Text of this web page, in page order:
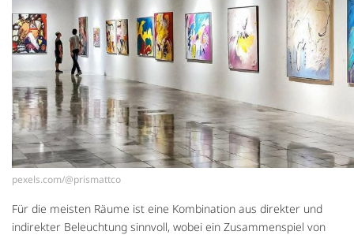
pexels.com/@prismattco
Für die meisten Räume ist eine Kombination aus direkter und
indirekter Beleuchtung sinnvoll, wobei ein Zusammenspiel von